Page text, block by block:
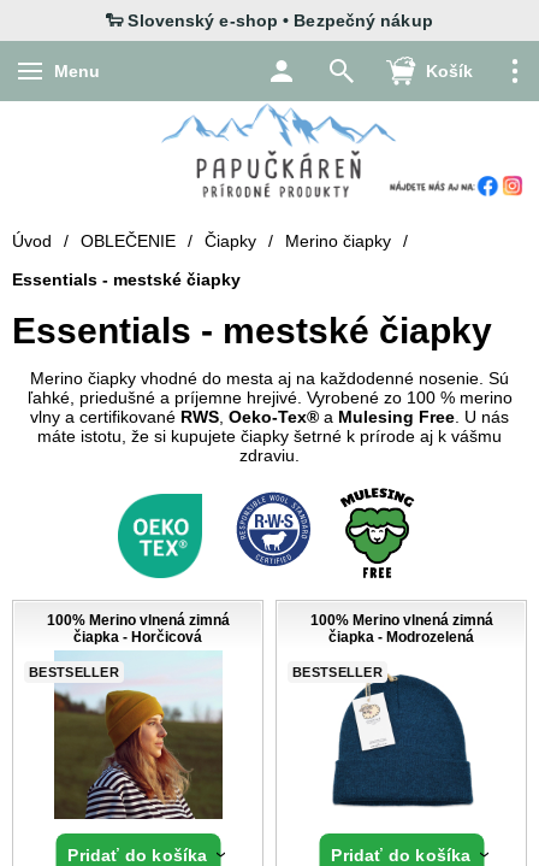
Menu Košík
Úvod / OBLEČENIE / Čiapky / Merino čiapky
/
Essentials - mestské čiapky
Essentials - mestské čiapky
Merino čiapky vhodné do mesta aj na každodenné nosenie. Sú
ľahké, priedušné a príjemne hrejivé. Vyrobené zo 100 % merino
vlny a certifikované RWS Oeko-Tex® a Mulesing Free . U nás
máte istotu, že si kupujete čiapky šetrné k prírode aj k vášmu
zdraviu.
100% Merino vlnená zimná
čiapka - Horčicová
BESTSELLER
Pridať do košíka
100% Merino vlnená zimná
čiapka - Modrozelená
BESTSELLER
Pridať do košíka